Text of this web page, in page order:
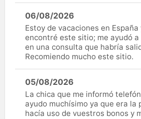
06/08/2026
Estoy de vacaciones en
encontré este sitio; me ayudó
en una consulta que habría
Recomiendo mucho este sitio.
05/08/2026
La chica que me informó
ayudo muchísimo ya que era la
hacía uso de vuestros bonos y